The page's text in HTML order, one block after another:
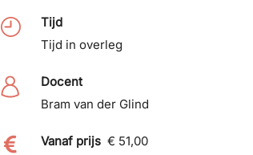
Tijd
Tijd in overleg
Docent
Bram van der Glind
Vanaf prijs € 51,00